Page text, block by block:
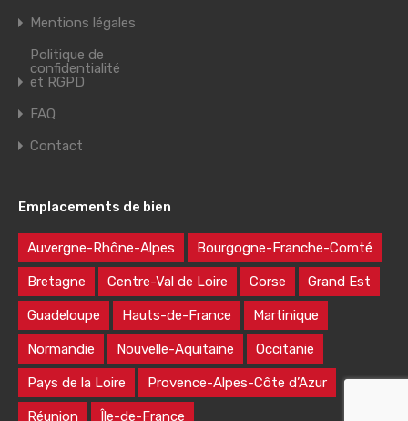
Mentions légales
Politique de
confidentialité
et RGPD
FAQ
Contact
Emplacements de bien
Auvergne-Rhône-Alpes Bourgogne-Franche-Comté
Bretagne Centre-Val de Loire Corse Grand Est
Guadeloupe Hauts-de-France Martinique
Normandie Nouvelle-Aquitaine Occitanie
Pays de la Loire Provence-Alpes-Côte d’Azur
Réunion Île-de-France